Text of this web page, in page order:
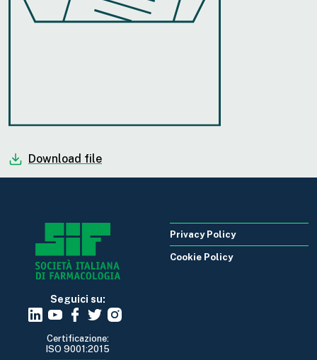
Download file
Seguici su:
Certificazione:
ISO 9001:2015
Privacy Policy
Cookie Policy